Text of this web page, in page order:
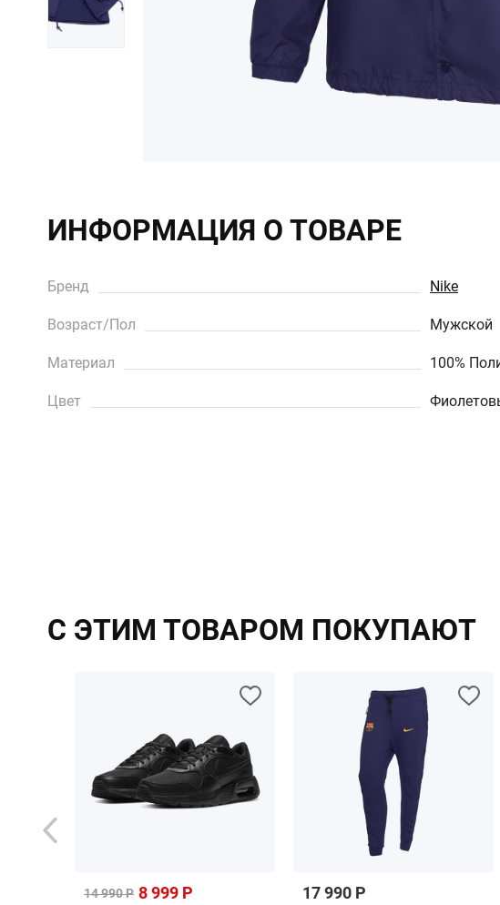
ИНФОРМАЦИЯ О ТОВАРЕ
Бренд Nike
Возраст/Пол Мужской
Материал 100%
Цвет
С ЭТИМ ТОВАРОМ ПОКУПАЮТ
14 990 Р 8 999 Р 17 990 Р